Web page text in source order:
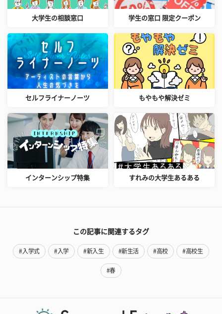
大学生の相談窓口 学生の窓口 限定クーポン
セルフライナーノーツ もやもや解決ゼミ
インターンシップ特集 すれみの大学生あるある
この記事に関連するタグ
#入学式 #入学 #新入生 #新生活 #高校 #高校生
#春